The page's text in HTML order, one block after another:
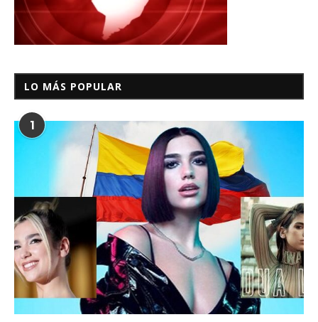
LO MÁS POPULAR
1